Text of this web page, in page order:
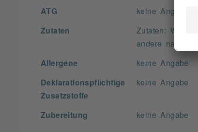
ATG keine Angabe
Zutaten
Zutaten:
andere
Allergene keine Angabe
Deklarationspflichtige
Zusatzstoffe
keine Angabe
Zubereitung keine Angabe